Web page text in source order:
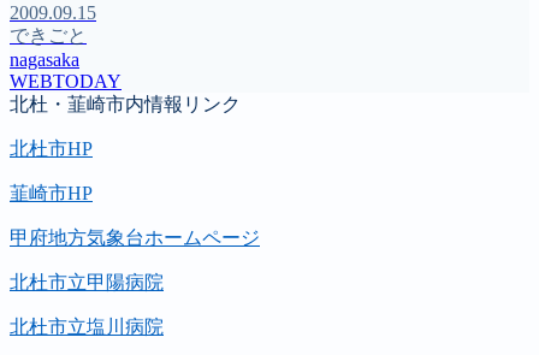
2009.09.15
できごと
nagasaka
WEBTODAY
北杜・韮崎市内情報リンク
北杜市HP
韮崎市HP
甲府地方気象台ホームページ
北杜市立甲陽病院
北杜市立塩川病院